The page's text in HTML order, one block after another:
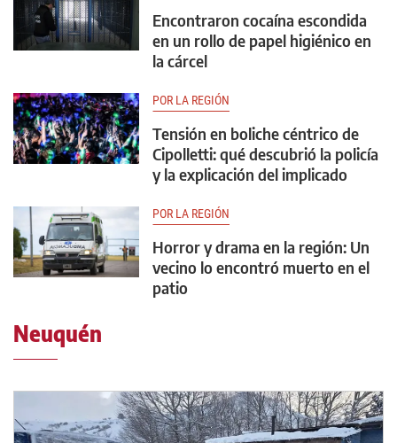
Encontraron cocaína escondida
en un rollo de papel higiénico en
la cárcel
POR LA REGIÓN
Tensión en boliche céntrico de
Cipolletti: qué descubrió la policía
y la explicación del implicado
POR LA REGIÓN
Horror y drama en la región: Un
vecino lo encontró muerto en el
patio
Neuquén